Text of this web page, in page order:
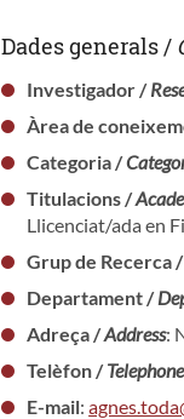
Dades generals /
Investigador /
Àrea de
Categoria /
Titulacions /
Llicenciat/ada en
Grup de Recerca /
Departament /
Adreça /Address:
Telèfon /Telephone
E-mail: